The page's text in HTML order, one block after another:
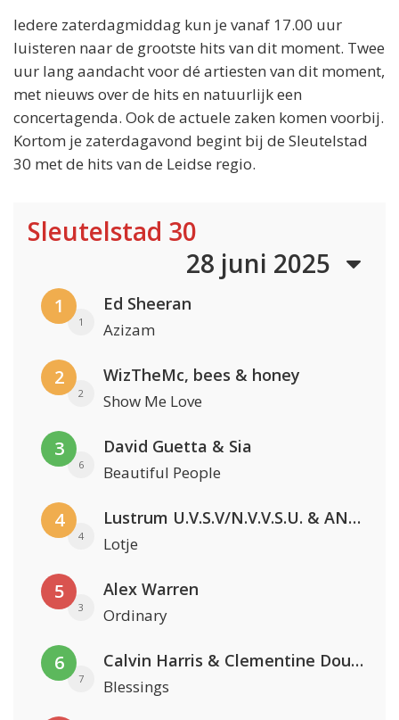
Iedere zaterdagmiddag kun je vanaf 17.00 uur
luisteren naar de grootste hits van dit moment. Twee
uur lang aandacht voor dé artiesten van dit moment,
met nieuws over de hits en natuurlijk een
concertagenda. Ook de actuele zaken komen voorbij.
Kortom je zaterdagavond begint bij de Sleutelstad
30 met de hits van de Leidse regio.
Sleutelstad 30
28 juni 2025
1
1
Ed Sheeran
Azizam
2
2
WizTheMc, bees & honey
Show Me Love
3
6
David Guetta & Sia
Beautiful People
4
4
Lustrum U.V.S.V/N.V.V.S.U. & ANNO ONS & Jopke van Dobbenburgh & Roeland Beelen
Lotje
5
3
Alex Warren
Ordinary
6
7
Calvin Harris & Clementine Douglas
Blessings